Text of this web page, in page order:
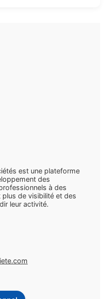
est une plateforme
des
à des
de visibilité et des
leur activité.